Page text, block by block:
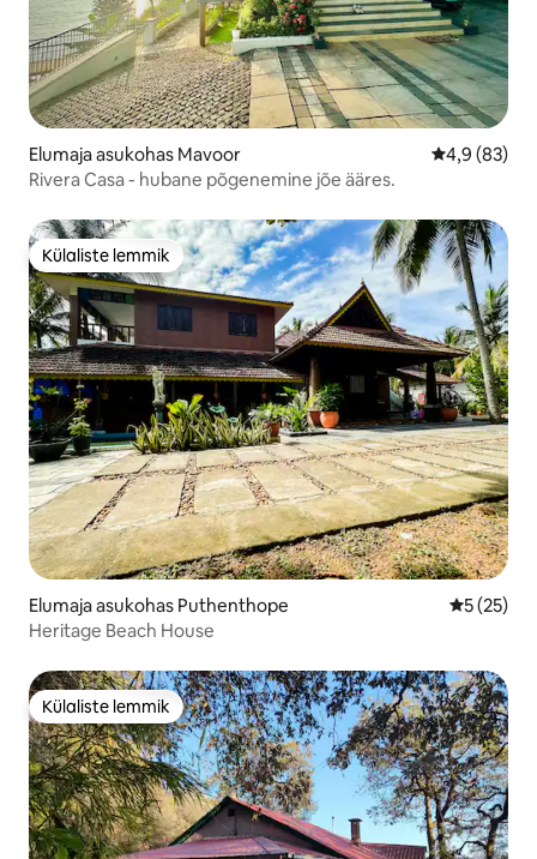
Elumaja asukohas Mavoor Keskmine
4,9 (83)
Rivera Casa - hubane põgenemine jõe ääres.
Külaliste lemmik
Külaliste lemmik
Elumaja asukohas Puthenthope Keskmine
5 (25)
Heritage Beach House
Külaliste lemmik
Külaliste lemmik